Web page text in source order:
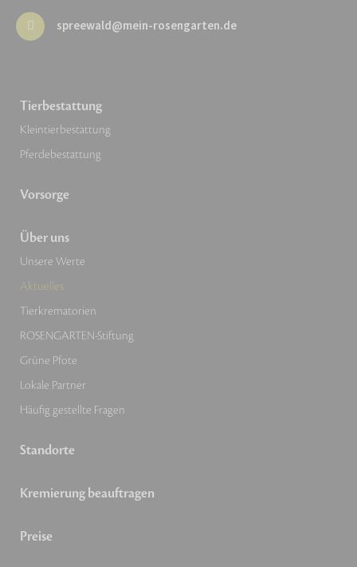
spreewald@mein-rosengarten.de
Tierbestattung
Kleintierbestattung
Pferdebestattung
Vorsorge
Über uns
Unsere Werte
Aktuelles
Tierkrematorien
ROSENGARTEN-Stiftung
Grüne Pfote
Lokale Partner
Häufig gestellte Fragen
Standorte
Kremierung beauftragen
Preise